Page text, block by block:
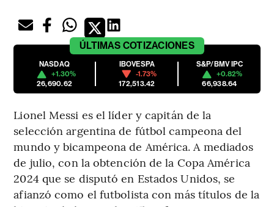
ÚLTIMAS COTIZACIONES
NASDAQ
+1.30%
26,690.62
IBOVESPA
-1.73%
172,513.42
S&P/BMV IPC
+0.82%
66,938.64
Lionel Messi es el líder y capitán de la
selección argentina de fútbol campeona del
mundo y bicampeona de América. A mediados
de julio, con la obtención de la Copa América
2024 que se disputó en Estados Unidos, se
afianzó como el futbolista con más títulos de la